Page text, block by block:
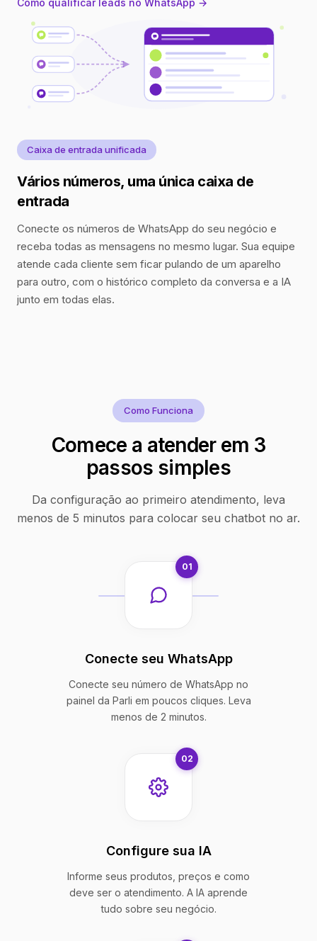
Como qualificar leads no WhatsApp →
Caixa de entrada unificada
Vários números, uma única caixa de
entrada
Conecte os números de WhatsApp do seu negócio e
receba todas as mensagens no mesmo lugar. Sua equipe
atende cada cliente sem ficar pulando de um aparelho
para outro, com o histórico completo da conversa e a IA
junto em todas elas.
Como Funciona
Comece a atender em 3
passos simples
Da configuração ao primeiro atendimento, leva
menos de 5 minutos para colocar seu chatbot no ar.
01
Conecte seu WhatsApp
Conecte seu número de WhatsApp no
painel da Parli em poucos cliques. Leva
menos de 2 minutos.
02
Configure sua IA
Informe seus produtos, preços e como
deve ser o atendimento. A IA aprende
tudo sobre seu negócio.